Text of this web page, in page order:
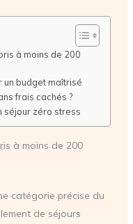
à moins de 200
un budget maîtrisé
frais cachés ?
séjour zéro stress
à moins de 200
catégorie précise du
de séjours